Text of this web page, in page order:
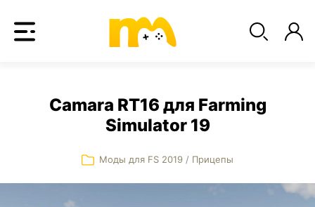
Camara RT16 для Farming
Simulator 19
Моды для FS 2019 / Прицепы